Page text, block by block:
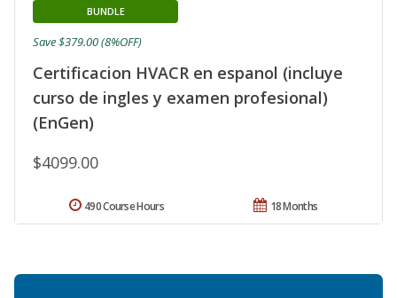
Certificacion HVACR en espanol (incluye
curso de ingles y examen profesional)
(EnGen)
BUNDLE
$4099.00
Save $379.00 (8%OFF)
18 Months
490 Course Hours